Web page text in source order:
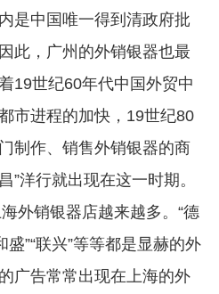
是中国唯一得到清政府批
此，广州的外销银器也最
19世纪60年代中国外贸中
市进程的加快，19世纪80
制作、销售外销银器的商
”洋行就出现在这一时期。
外销银器店越来越多。“德
盛”“联兴”等等都是显赫的外
广告常常出现在上海的外